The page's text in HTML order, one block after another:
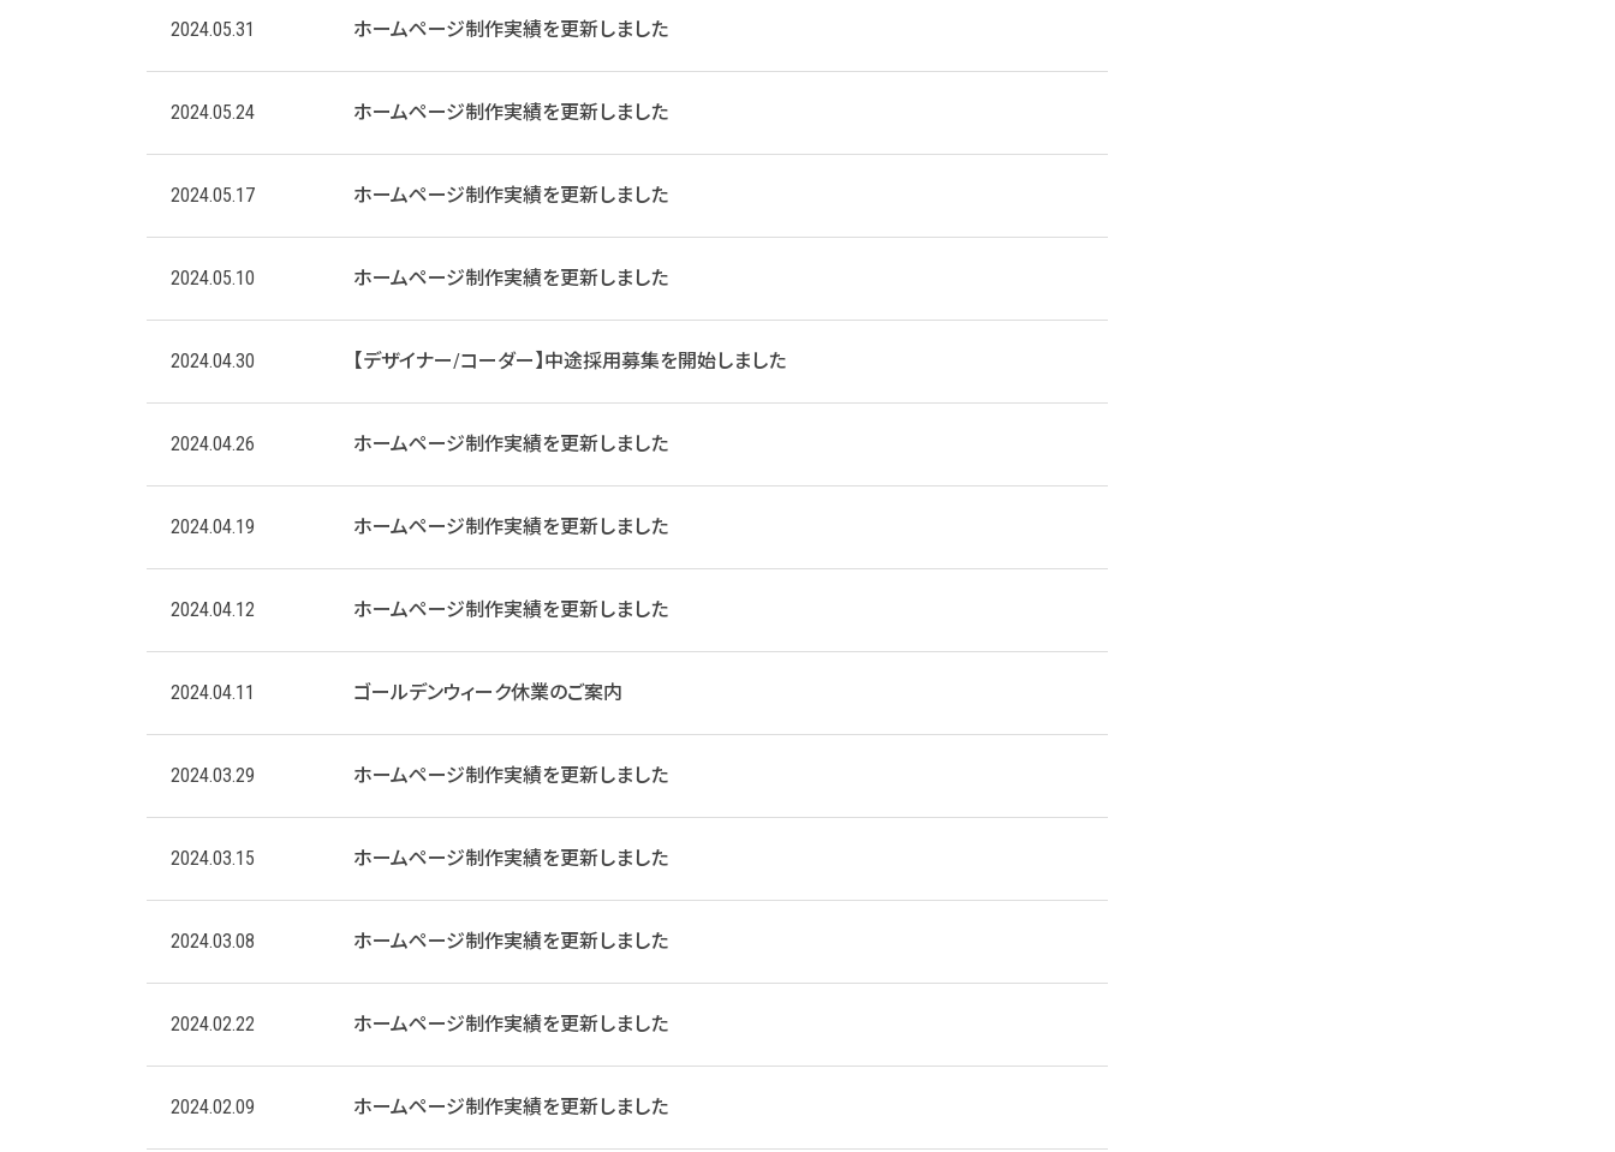
2024.05.31 ホームページ制作実績を更新しました
2024.05.24 ホームページ制作実績を更新しました
2024.05.17 ホームページ制作実績を更新しました
2024.05.10 ホームページ制作実績を更新しました
2024.04.30 【デザイナー/コーダー】中途採用募集を開始しました
2024.04.26 ホームページ制作実績を更新しました
2024.04.19 ホームページ制作実績を更新しました
2024.04.12 ホームページ制作実績を更新しました
2024.04.11 ゴールデンウィーク休業のご案内
2024.03.29 ホームページ制作実績を更新しました
2024.03.15 ホームページ制作実績を更新しました
2024.03.08 ホームページ制作実績を更新しました
2024.02.22 ホームページ制作実績を更新しました
2024.02.09 ホームページ制作実績を更新しました